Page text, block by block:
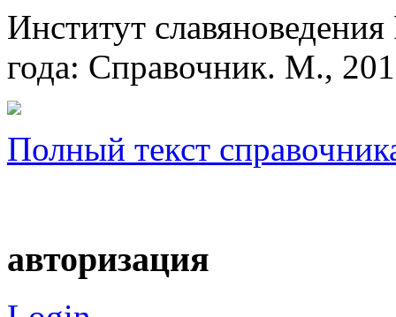
Институт
года: Справочник. М.,
Полный текст
авторизация